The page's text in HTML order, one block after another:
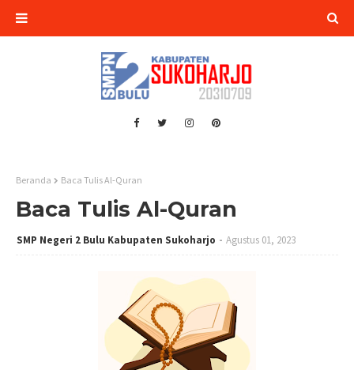
Beranda Baca Tulis Al-Quran
Baca Tulis Al-Quran
SMP Negeri 2 Bulu Kabupaten Sukoharjo Agustus 01, 2023